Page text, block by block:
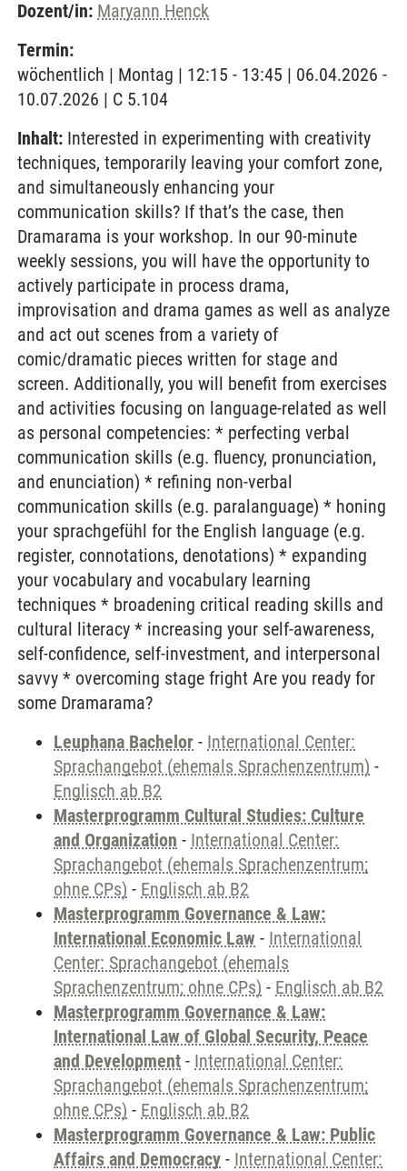
Dozent/in: Maryann Henck
Termin:
wöchentlich | Montag | 12:15 - 13:45 | 06.04.2026 -
10.07.2026 | C 5.104
Inhalt: Interested in experimenting with creativity
techniques, temporarily leaving your comfort zone,
and simultaneously enhancing your
communication skills? If that’s the case, then
Dramarama is your workshop. In our 90-minute
weekly sessions, you will have the opportunity to
actively participate in process drama,
improvisation and drama games as well as analyze
and act out scenes from a variety of
comic/dramatic pieces written for stage and
screen. Additionally, you will benefit from exercises
and activities focusing on language-related as well
as personal competencies: * perfecting verbal
communication skills (e.g. fluency, pronunciation,
and enunciation) * refining non-verbal
communication skills (e.g. paralanguage) * honing
your sprachgefühl for the English language (e.g.
register, connotations, denotations) * expanding
your vocabulary and vocabulary learning
techniques * broadening critical reading skills and
cultural literacy * increasing your self-awareness,
self-confidence, self-investment, and interpersonal
savvy * overcoming stage fright Are you ready for
some Dramarama?
Leuphana Bachelor - International Center:
Sprachangebot (ehemals Sprachenzentrum) -
Englisch ab B2
Masterprogramm Cultural Studies: Culture
and Organization - International Center:
Sprachangebot (ehemals Sprachenzentrum;
ohne CPs) - Englisch ab B2
Masterprogramm Governance & Law:
International Economic Law - International
Center: Sprachangebot (ehemals
Sprachenzentrum; ohne CPs) - Englisch ab B2
Masterprogramm Governance & Law:
International Law of Global Security, Peace
and Development - International Center:
Sprachangebot (ehemals Sprachenzentrum;
ohne CPs) - Englisch ab B2
Masterprogramm Governance & Law: Public
Affairs and Democracy - International Center: